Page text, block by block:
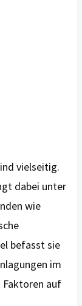
vielseitig.
dabei unter
wie
befasst sie
im
auf